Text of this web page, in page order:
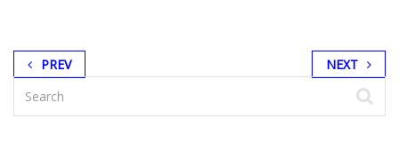
PREV NEXT